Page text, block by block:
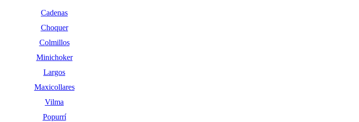
Cadenas
Choquer
Colmillos
Minichoker
Largos
Maxicollares
Vilma
Popurrí